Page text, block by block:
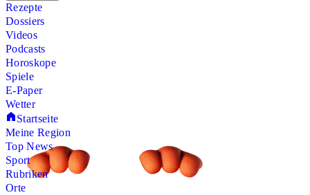
Rezepte
Dossiers
Videos
Podcasts
Horoskope
Spiele
E-Paper
Wetter
Startseite
Meine Region
Top News
Sport
Rubriken
Orte